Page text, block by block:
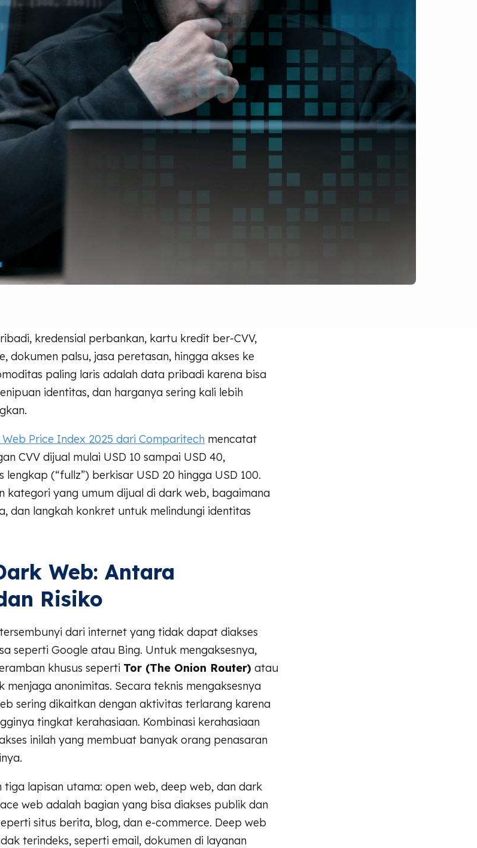
kredensial perbankan, kartu kredit ber-CVV,
dokumen palsu, jasa peretasan, hingga akses ke
paling laris adalah data pribadi karena bisa
identitas, dan harganya sering kali lebih
Price Index 2025 dari Comparitech mencatat
CVV dijual mulai USD 10 sampai USD 40,
(“fullz”) berkisar USD 20 hingga USD 100.
kategori yang umum dijual di dark web, bagaimana
dan langkah konkret untuk melindungi identitas
Web: Antara
Risiko
dari internet yang tidak dapat diakses
seperti Google atau Bing. Untuk mengaksesnya,
khusus seperti Tor (The Onion Router) atau
anonimitas. Secara teknis mengaksesnya
sering dikaitkan dengan aktivitas terlarang karena
tingkat kerahasiaan. Kombinasi kerahasiaan
inilah yang membuat banyak orang penasaran
lapisan utama: open web, deep web, dan dark
web adalah bagian yang bisa diakses publik dan
situs berita, blog, dan e-commerce. Deep web
terindeks, seperti email, dokumen di layanan